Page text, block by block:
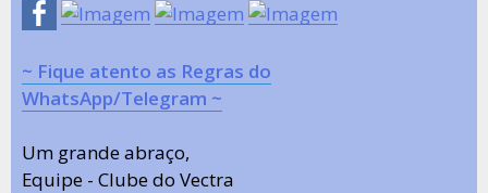
~ Fique atento as Regras do
WhatsApp/Telegram ~
Um grande abraço,
Equipe - Clube do Vectra